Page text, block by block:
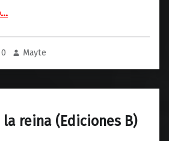
…
0 Mayte
reina (Ediciones B)